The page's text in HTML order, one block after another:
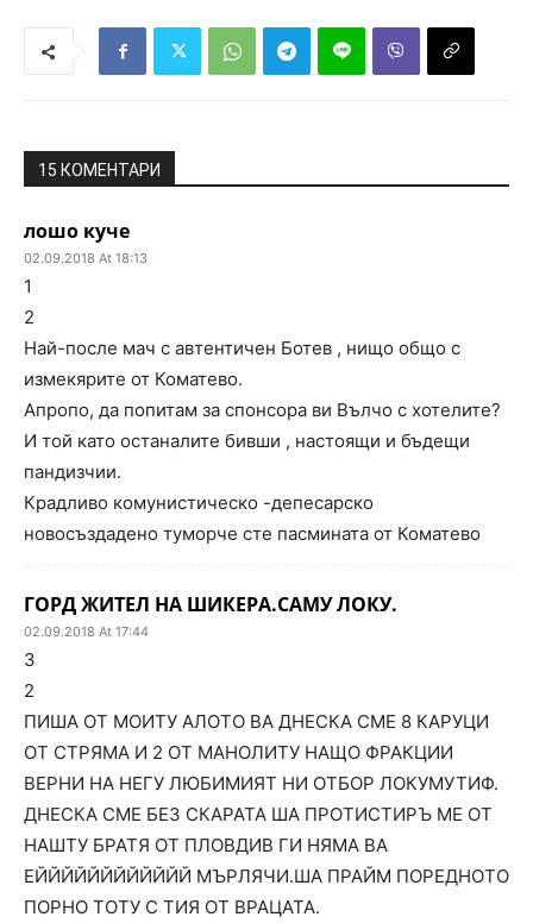
15 КОМЕНТАРИ
лошо куче
02.09.2018 At 18:13
1
2
Най-после мач с автентичен Ботев , нищо общо с
измекярите от Коматево.
Апропо, да попитам за спонсора ви Вълчо с хотелите?
И той като останалите бивши , настоящи и бъдещи
пандизчии.
Крадливо комунистическо -депесарско
новосъздадено туморче сте пасмината от Коматево
ГОРД ЖИТЕЛ НА ШИКЕРА.САМУ ЛОКУ.
02.09.2018 At 17:44
3
2
ПИША ОТ МОИТУ АЛОТО ВА ДНЕСКА СМЕ 8 КАРУЦИ
ОТ СТРЯМА И 2 ОТ МАНОЛИТУ НАЩО ФРАКЦИИ
ВЕРНИ НА НЕГУ ЛЮБИМИЯТ НИ ОТБОР ЛОКУМУТИФ.
ДНЕСКА СМЕ БЕЗ СКАРАТА ША ПРОТИСТИРЪ МЕ ОТ
НАШТУ БРАТЯ ОТ ПЛОВДИВ ГИ НЯМА ВА
ЕЙЙЙЙЙЙЙЙЙЙЙЙ МЪРЛЯЧИ.ША ПРАЙМ ПОРЕДНОТО
ПОРНО ТОТУ С ТИЯ ОТ ВРАЦАТА.